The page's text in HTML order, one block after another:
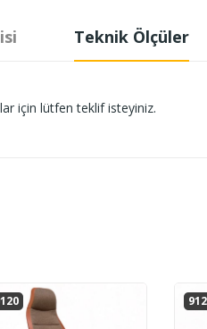
Teknik Ölçüler
için lütfen teklif isteyiniz.